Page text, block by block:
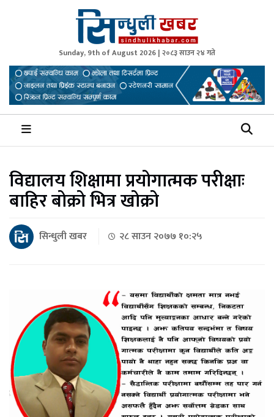
Sindhuli Khabar
News from Sindhuli Nepal
Sunday, 9th of August 2026 | २०८३ साउन २४ गते
विद्यालय शिक्षामा प्रयोगात्मक परीक्षाः
बाहिर बोक्रो भित्र खोक्रो
सिन्धुली खबर २८ साउन २०७७ १०:२५